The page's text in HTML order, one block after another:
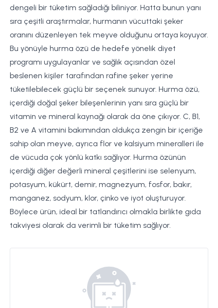
dengeli bir tüketim sağladığı biliniyor. Hatta bunun yanı
sıra çeşitli araştırmalar, hurmanın vücuttaki şeker
oranını düzenleyen tek meyve olduğunu ortaya koyuyor.
Bu yönüyle hurma özü de hedefe yönelik diyet
programı uygulayanlar ve sağlık açısından özel
beslenen kişiler tarafından rafine şeker yerine
tüketilebilecek güçlü bir seçenek sunuyor. Hurma özü,
içerdiği doğal şeker bileşenlerinin yanı sıra güçlü bir
vitamin ve mineral kaynağı olarak da öne çıkıyor. C, B1,
B2 ve A vitamini bakımından oldukça zengin bir içeriğe
sahip olan meyve, ayrıca flor ve kalsiyum mineralleri ile
de vücuda çok yönlü katkı sağlıyor. Hurma özünün
içerdiği diğer değerli mineral çeşitlerini ise selenyum,
potasyum, kükürt, demir, magnezyum, fosfor, bakır,
manganez, sodyum, klor, çinko ve iyot oluşturuyor.
Böylece ürün, ideal bir tatlandırıcı olmakla birlikte gıda
takviyesi olarak da verimli bir tüketim sağlıyor.